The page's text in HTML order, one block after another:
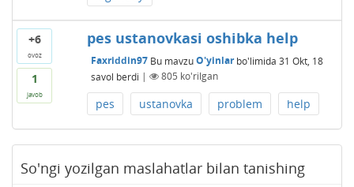
+6
ovoz
1
javob
pes ustanovkasi oshibka help
Faxriddin97 Bu mavzuO'yinlarbo'limida 31 Okt, 18
savol berdi | 805 ko'rilgan
pes ustanovka problem help
So'ngi yozilgan maslahatlar bilan tanishing